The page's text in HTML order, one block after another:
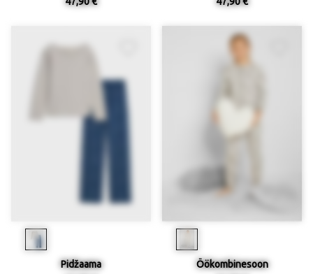
Pidžaama
Öökombinesoon